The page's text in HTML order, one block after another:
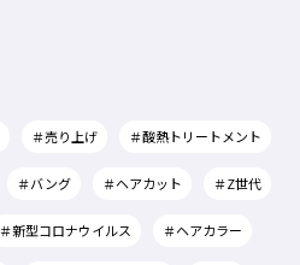
＃売り上げ ＃酸熱トリートメント
＃バング ＃ヘアカット ＃Z世代
＃新型コロナウイルス ＃ヘアカラー